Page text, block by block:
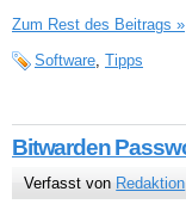
Zum Rest des Beitrags »
Software Tipps
Bitwarden
Verfasst von Redaktion